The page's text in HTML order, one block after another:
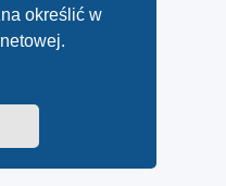
określić w